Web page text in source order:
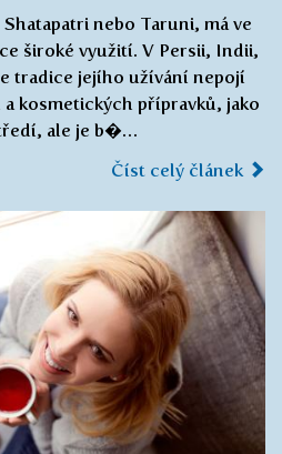
nebo Taruni, má ve
široké využití. V Persii, Indii,
tradice jejího užívání nepojí
kosmetických přípravků, jako
ale je b�…
Číst celý článek